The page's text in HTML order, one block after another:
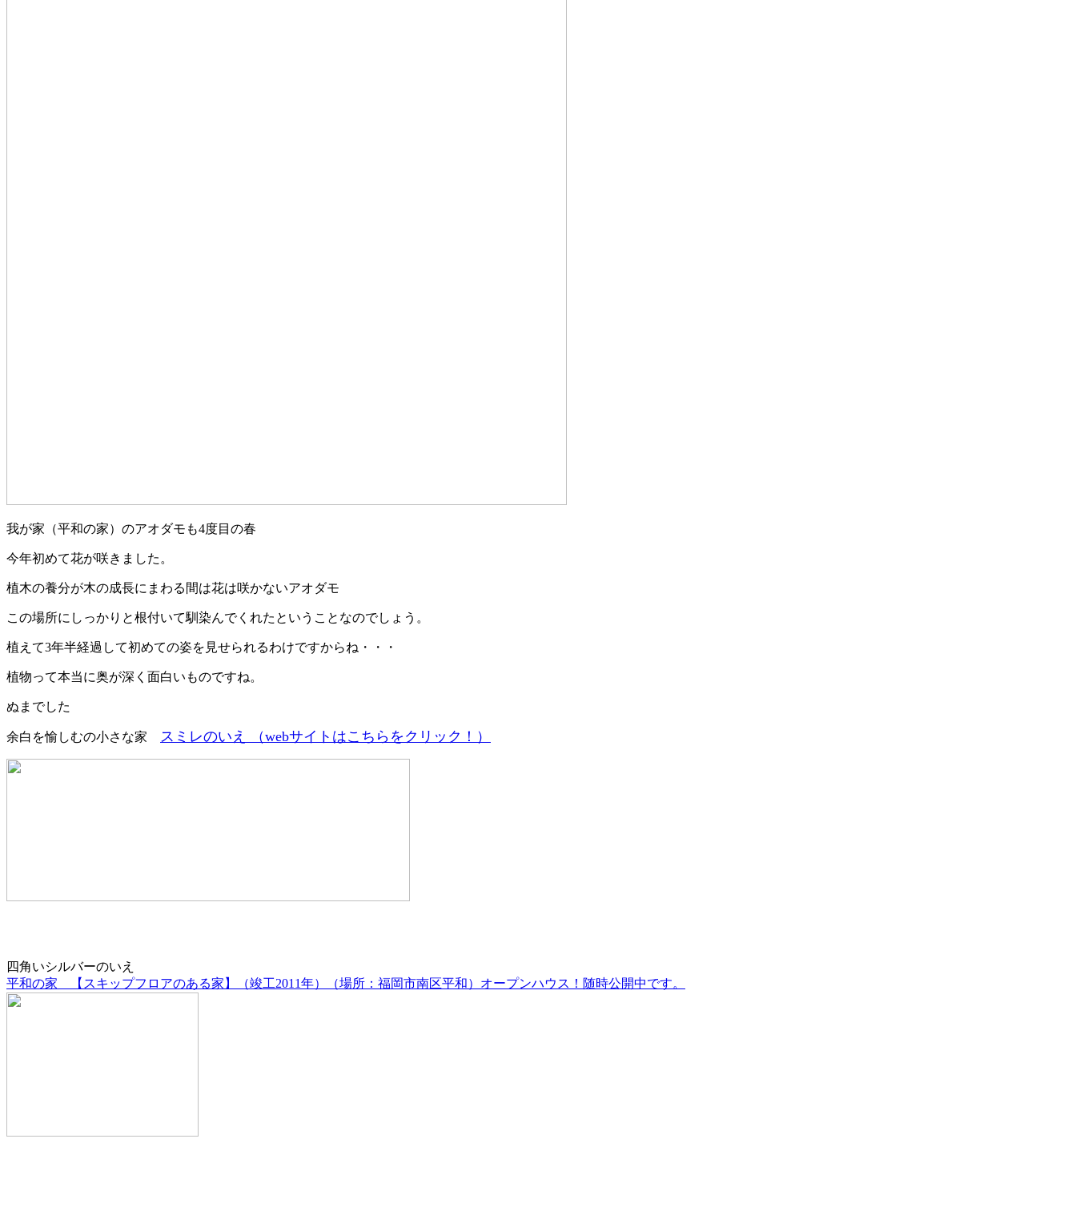
我が家（平和の家）のアオダモも4度目の春
今年初めて花が咲きました。
植木の養分が木の成長にまわる間は花は咲かないアオダモ
この場所にしっかりと根付いて馴染んでくれたということなのでしょう。
植えて3年半経過して初めての姿を見せられるわけですからね・・・
植物って本当に奥が深く面白いものですね。
ぬまでした
余白を愉しむの小さな家 スミレのいえ （webサイトはこちらをクリック！）
四角いシルバーのいえ
平和の家 【スキップフロアのある家】（竣工2011年）（場所：福岡市南区平和）オープンハウス！随時公開中です。